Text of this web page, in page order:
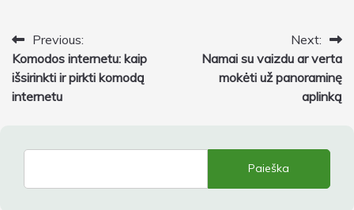
Navigacija
tarp
įrašų
Previous:
Komodos internetu: kaip
išsirinkti ir pirkti komodą
internetu
Next:
Namai su vaizdu ar verta
mokėti už panoraminę
aplinką
Paieška